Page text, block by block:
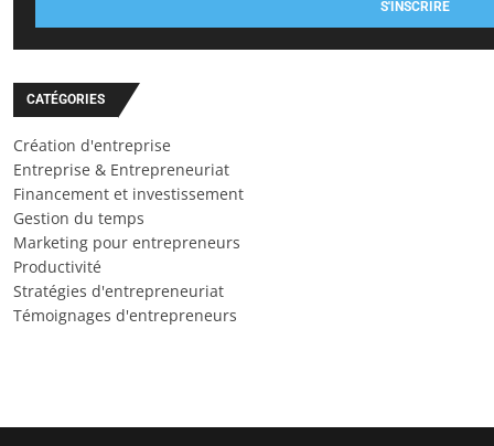
S'INSCRIRE
CATÉGORIES
Création d'entreprise
Entreprise & Entrepreneuriat
Financement et investissement
Gestion du temps
Marketing pour entrepreneurs
Productivité
Stratégies d'entrepreneuriat
Témoignages d'entrepreneurs